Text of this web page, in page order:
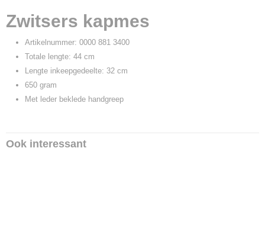
Productcode leverancier
0000 881 3400
Zwitsers kapmes
Artikelnummer: 0000 881 3400
Totale lengte: 44 cm
Lengte inkeepgedeelte: 32 cm
650 gram
Met leder beklede handgreep
Ook interessant